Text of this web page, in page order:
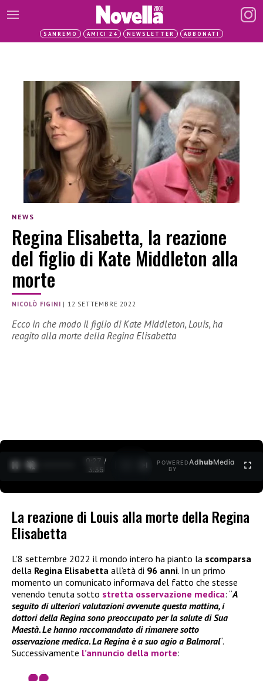
SANREMO AMICI 24 NEWSLETTER ABBONATI
NEWS
Regina Elisabetta, la reazione
del figlio di Kate Middleton alla
morte
NICOLÒ FIGINI | 12 SETTEMBRE 2022
Ecco in che modo il figlio di Kate Middleton, Louis, ha
reagito alla morte della Regina Elisabetta
0:27 /
3:35
POWERED
BY
AdhubMedia
La reazione di Louis alla morte della Regina
Elisabetta
L’8 settembre 2022 il mondo intero ha pianto la scomparsa
della Regina Elisabetta all’età di 96 anni. In un primo
momento un comunicato informava del fatto che stesse
venendo tenuta sotto stretta osservazione medica: “A
seguito di ulteriori valutazioni avvenute questa mattina, i
dottori della Regina sono preoccupato per la salute di Sua
Maestà. Le hanno raccomandato di rimanere sotto
osservazione medica. La Regina è a suo agio a Balmoral“.
Successivamente l’annuncio della morte: